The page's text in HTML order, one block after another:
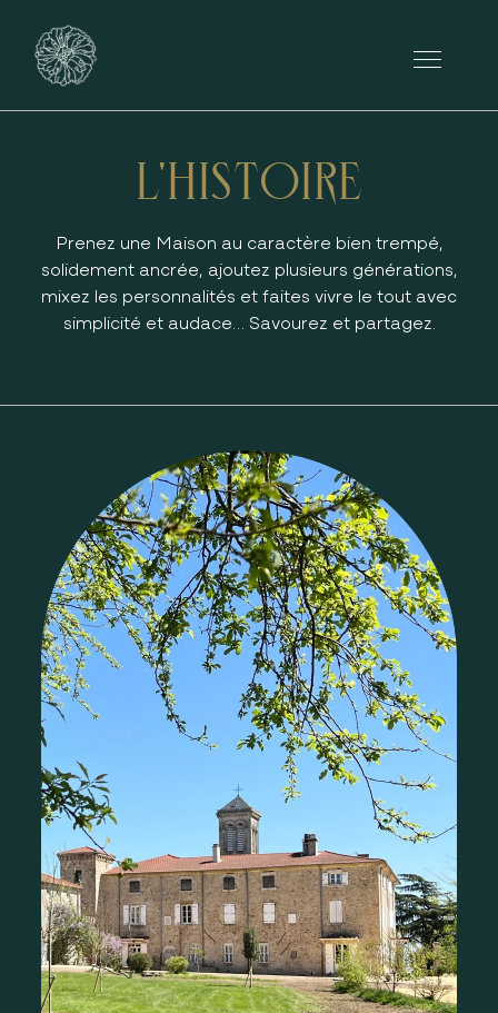
L'HISTOIRE
Prenez une Maison au caractère bien trempé,
solidement ancrée, ajoutez plusieurs générations,
mixez les personnalités et faites vivre le tout avec
simplicité et audace… Savourez et partagez.